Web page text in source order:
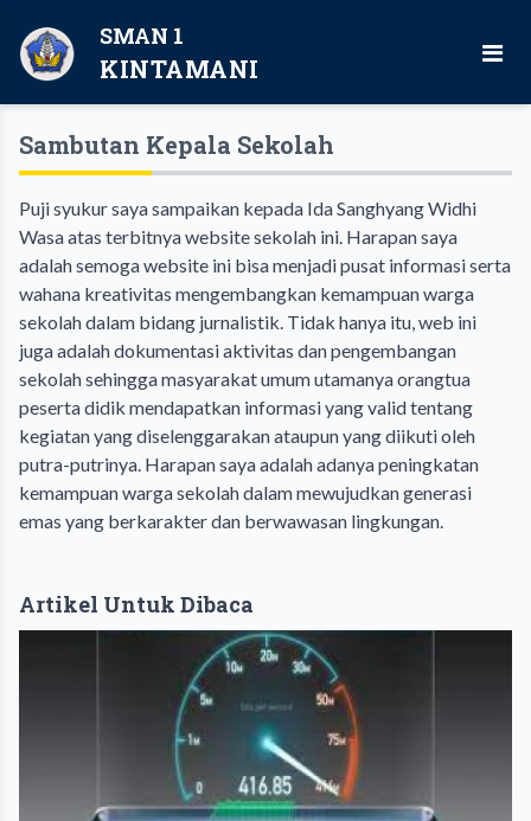
SMAN 1
KINTAMANI
Sambutan Kepala Sekolah
Puji syukur saya sampaikan kepada Ida Sanghyang Widhi
Wasa atas terbitnya website sekolah ini. Harapan saya
adalah semoga website ini bisa menjadi pusat informasi serta
wahana kreativitas mengembangkan kemampuan warga
sekolah dalam bidang jurnalistik. Tidak hanya itu, web ini
juga adalah dokumentasi aktivitas dan pengembangan
sekolah sehingga masyarakat umum utamanya orangtua
peserta didik mendapatkan informasi yang valid tentang
kegiatan yang diselenggarakan ataupun yang diikuti oleh
putra-putrinya. Harapan saya adalah adanya peningkatan
kemampuan warga sekolah dalam mewujudkan generasi
emas yang berkarakter dan berwawasan lingkungan.
Artikel Untuk Dibaca